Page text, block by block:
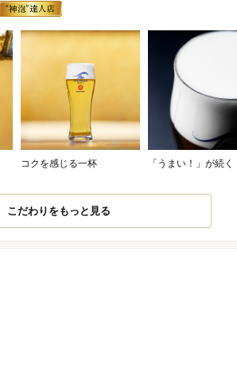
コクを感じる一杯 「うまい！」が続く
こだわりをもっと見る